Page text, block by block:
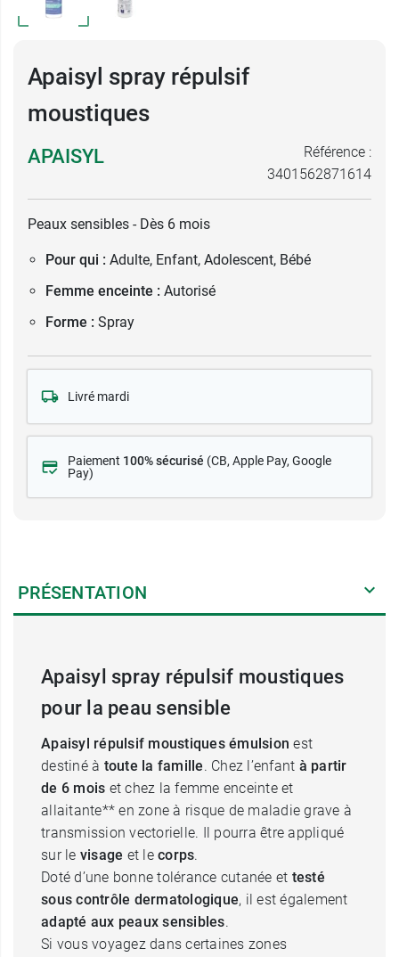
Apaisyl spray répulsif
moustiques
APAISYL
Référence :
3401562871614
Peaux sensibles - Dès 6 mois
Pour qui : Adulte, Enfant, Adolescent, Bébé
Femme enceinte : Autorisé
Forme : Spray
Livré mardi
Paiement 100% sécurisé (CB, Apple Pay, Google
Pay)
PRÉSENTATION
Apaisyl spray répulsif moustiques
pour la peau sensible
Apaisyl répulsif moustiques émulsion est
destiné à toute la famille. Chez l’enfant à partir
de 6 mois et chez la femme enceinte et
allaitante** en zone à risque de maladie grave à
transmission vectorielle. Il pourra être appliqué
sur le visage et le corps.
Doté d’une bonne tolérance cutanée et testé
sous contrôle dermatologique, il est également
adapté aux peaux sensibles.
Si vous voyagez dans certaines zones